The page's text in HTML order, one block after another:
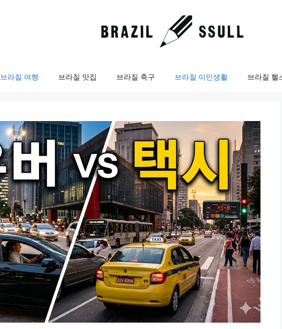
브라질 여행 브라질 맛집 브라질 축구 브라질 이민생활 브라질 헬